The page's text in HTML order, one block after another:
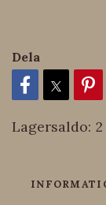
Dela
Lagersaldo: 2